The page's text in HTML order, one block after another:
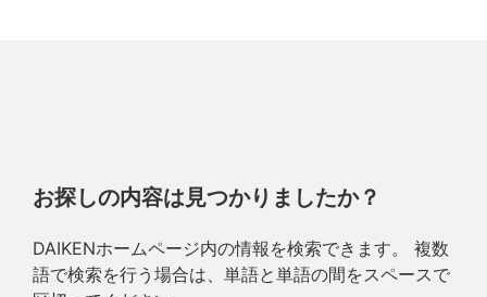
お探しの内容は見つかりましたか？
DAIKENホームページ内の情報を検索できます。 複数
語で検索を行う場合は、単語と単語の間をスペースで